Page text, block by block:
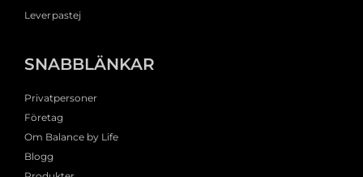
Leverpastej
SNABBLÄNKAR
Privatpersoner
Företag
Om Balance by Life
Blogg